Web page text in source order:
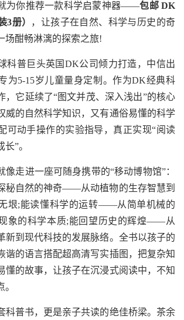
为你推荐一款科学启蒙神器——包邮 DK
3册） ，让孩子在自然、科学与历史的奇
场酣畅淋漓的探索之旅!
普巨头英国DK公司倾力打造，中信出
为5-15岁儿童量身定制。作为DK经典科
，它延续了“图文并茂、深入浅出”的核心
威的自然科学知识，又有通俗易懂的科学
可动手操作的实验指导，真正实现“阅读
”。
走进一座可随身携带的“移动博物馆”：
秘自然的神奇——从动植物的生存智慧到
垠;能读懂科学的运转——从简单机械的
象的科学本质;能回望历史的辉煌——从
新到现代科技的发展脉络。全书以孩子的
谐的语言搭配超高清写实插图，把复杂知
懂的故事，让孩子在沉浸式阅读中，不知
普书，更是亲子共读的绝佳桥梁。茶余